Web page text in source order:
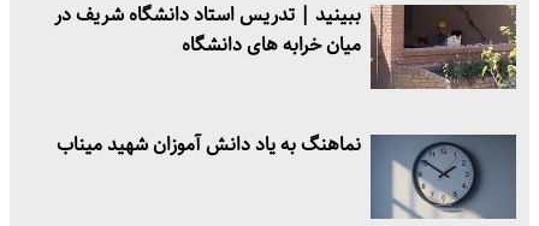
ببینید | تدریس استاد دانشگاه شریف در
میان خرابه های دانشگاه
نماهنگ به یاد دانش آموزان شهید میناب